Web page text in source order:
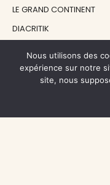
LE GRAND CONTINENT
DIACRITIK
NOS SOUTIENS
CENTRE NATIONAL DU
Nous utilisons des
expérience sur notre
site, nous